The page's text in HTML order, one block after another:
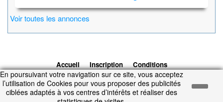
Voir toutes les annonces
Accueil Inscription
Conditions
d'utilisation
Contacts © 2026 1cheval.com
Ecurie Virtuelle -
Jeu Cheval
En poursuivant votre navigation sur ce site, vous acceptez
l’utilisation de Cookies pour vous proposer des publicités
ciblées adaptés à vos centres d’intérêts et réaliser des